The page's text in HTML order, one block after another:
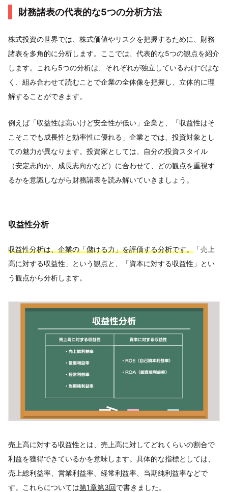
財務諸表の代表的な5つの分析方法
株式投資の世界では、株式価値やリスクを把握するために、財務
諸表を多角的に分析します。ここでは、代表的な5つの観点を紹介
します。これら5つの分析は、それぞれが独立しているわけではな
く、組み合わせて読むことで企業の全体像を把握し、立体的に理
解することができます。
例えば「収益性は高いけど安全性が低い」企業と、「収益性はそ
こそこでも成長性と効率性に優れる」企業とでは、投資対象とし
ての魅力が異なります。投資家としては、自分の投資スタイル
（安定志向か、成長志向かなど）に合わせて、どの観点を重視す
るかを意識しながら財務諸表を読み解いていきましょう。
収益性分析
収益性分析は、企業の「儲ける力」を評価する分析です。 「売上
高に対する収益性」という観点と、「資本に対する収益性」とい
う観点から分析します。
売上高に対する収益性とは、売上高に対してどれくらいの割合で
利益を獲得できているかを意味します。具体的な指標としては、
売上総利益率、営業利益率、経常利益率、当期純利益率などで
す。これらについては第1章第3回で書きました。